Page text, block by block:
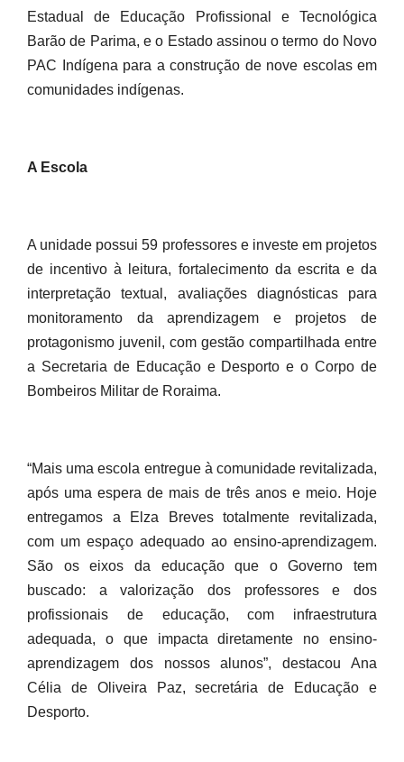
Estadual de Educação Profissional e Tecnológica
Barão de Parima, e o Estado assinou o termo do Novo
PAC Indígena para a construção de nove escolas em
comunidades indígenas.
A Escola
A unidade possui 59 professores e investe em projetos
de incentivo à leitura, fortalecimento da escrita e da
interpretação textual, avaliações diagnósticas para
monitoramento da aprendizagem e projetos de
protagonismo juvenil, com gestão compartilhada entre
a Secretaria de Educação e Desporto e o Corpo de
Bombeiros Militar de Roraima.
“Mais uma escola entregue à comunidade revitalizada,
após uma espera de mais de três anos e meio. Hoje
entregamos a Elza Breves totalmente revitalizada,
com um espaço adequado ao ensino-aprendizagem.
São os eixos da educação que o Governo tem
buscado: a valorização dos professores e dos
profissionais de educação, com infraestrutura
adequada, o que impacta diretamente no ensino-
aprendizagem dos nossos alunos”, destacou Ana
Célia de Oliveira Paz, secretária de Educação e
Desporto.